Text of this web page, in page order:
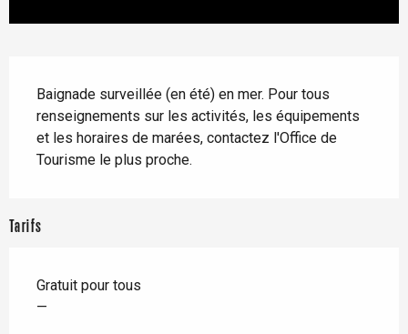
Baignade surveillée (en été) en mer. Pour tous
renseignements sur les activités, les équipements
et les horaires de marées, contactez l'Office de
Tourisme le plus proche.
Tarifs
Gratuit pour tous
—